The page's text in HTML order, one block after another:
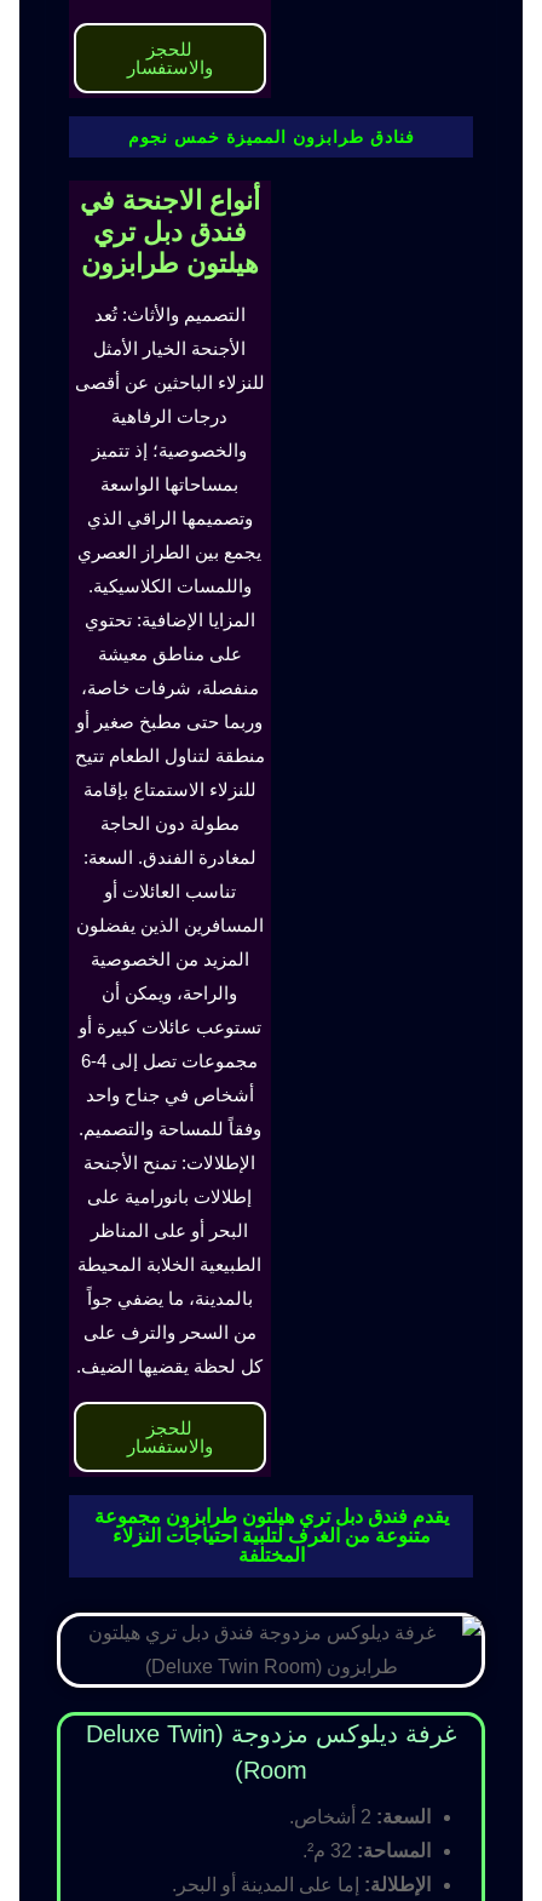
للحجز
والاستفسار
فنادق طرابزون المميزة خمس نجوم
أنواع الاجنحة في
فندق دبل تري
هيلتون طرابزون
التصميم والأثاث: تُعد
الأجنحة الخيار الأمثل
للنزلاء الباحثين عن أقصى
درجات الرفاهية
والخصوصية؛ إذ تتميز
بمساحاتها الواسعة
وتصميمها الراقي الذي
يجمع بين الطراز العصري
واللمسات الكلاسيكية.
المزايا الإضافية: تحتوي
على مناطق معيشة
منفصلة، شرفات خاصة،
وربما حتى مطبخ صغير أو
منطقة لتناول الطعام تتيح
للنزلاء الاستمتاع بإقامة
مطولة دون الحاجة
لمغادرة الفندق. السعة:
تناسب العائلات أو
المسافرين الذين يفضلون
المزيد من الخصوصية
والراحة، ويمكن أن
تستوعب عائلات كبيرة أو
مجموعات تصل إلى 4-6
أشخاص في جناح واحد
وفقاً للمساحة والتصميم.
الإطلالات: تمنح الأجنحة
إطلالات بانورامية على
البحر أو على المناظر
الطبيعية الخلابة المحيطة
بالمدينة، ما يضفي جواً
من السحر والترف على
كل لحظة يقضيها الضيف.
للحجز
والاستفسار
يقدم فندق دبل تري هيلتون طرابزون مجموعة
متنوعة من الغرف لتلبية احتياجات النزلاء
المختلفة
غرفة ديلوكس مزدوجة (Deluxe Twin
Room)
السعة:
المساحة:
الإطلالة: إما على المدينة أو البحر.